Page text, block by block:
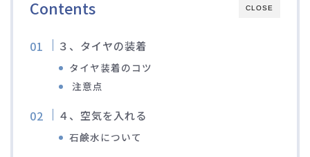
ブルベレポート2019
ブルベレポート2018
ブルベレポート2017
CLOSE
Contents
３、タイヤの装着
タイヤ装着のコツ
注意点
４、空気を入れる
石鹸水について